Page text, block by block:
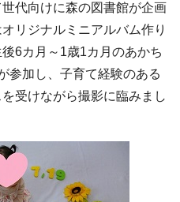
代向けに森の図書館が企画
リジナルミニアルバム作り
6カ月～1歳1カ月のあかち
参加し、子育て経験のある
受けながら撮影に臨みまし